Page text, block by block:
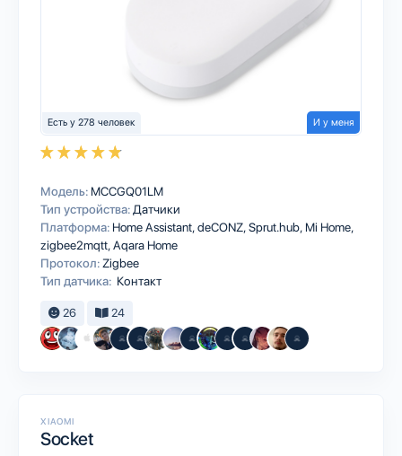
Есть у 278 человек И у меня
Модель: MCCGQ01LM
Тип устройства:Датчики
Платформа: Home AssistantdeCONZSprut.hub Mi Home
zigbee2mqttAqara Home
Протокол:Zigbee
Тип датчика: Контакт
26 24
XIAOMI
Socket